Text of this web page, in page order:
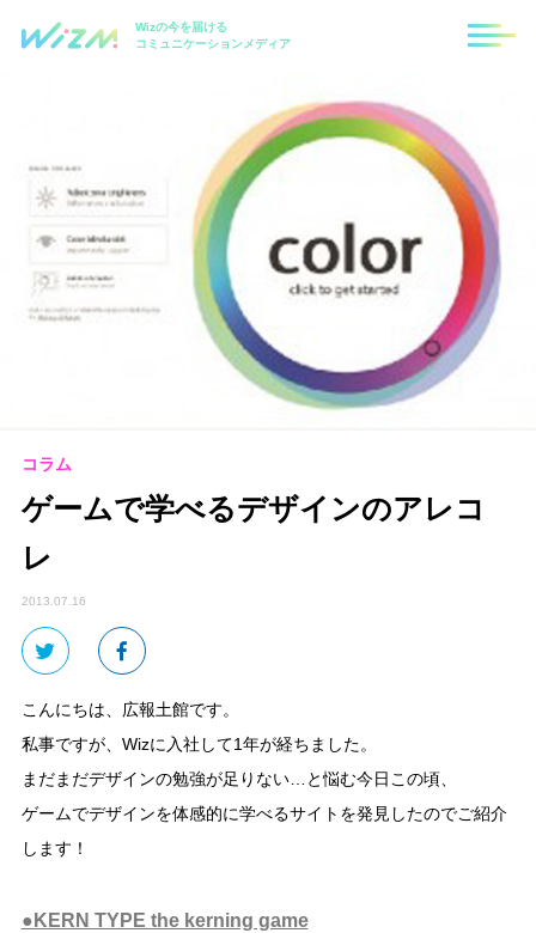
Wizの今を届ける
コミュニケーションメディア
コラム
ゲームで学べるデザインのアレコ
レ
2013.07.16
こんにちは、広報土館です。
私事ですが、Wizに入社して1年が経ちました。
まだまだデザインの勉強が足りない…と悩む今日この頃、
ゲームでデザインを体感的に学べるサイトを発見したのでご紹介
します！
●KERN TYPE the kerning game